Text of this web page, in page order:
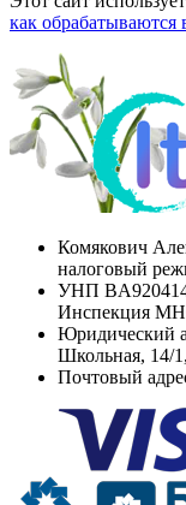
как
Комякович
налоговый
УНП
Инспекция
Юридический
Школьная, 14/
Почтовый